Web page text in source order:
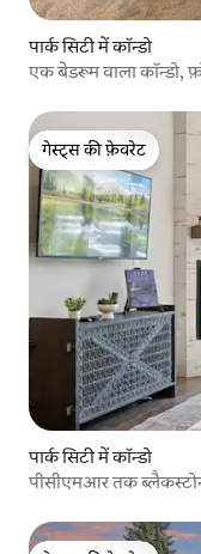
पार्क सिटी में कॉन्डो
एक बेडरूम वाला कॉन्डो,
गेस्ट्स की फ़ेवरेट
गेस्ट्स की फ़ेवरेट
पार्क सिटी में कॉन्डो
पीसीएमआर तक